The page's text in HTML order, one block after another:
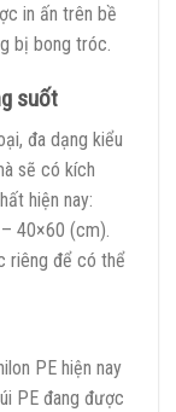
in ấn trên bề
bị bong tróc.
suốt
đa dạng kiểu
sẽ có kích
hiện nay:
40×60 (cm).
riêng để có thể
PE hiện nay
PE đang được